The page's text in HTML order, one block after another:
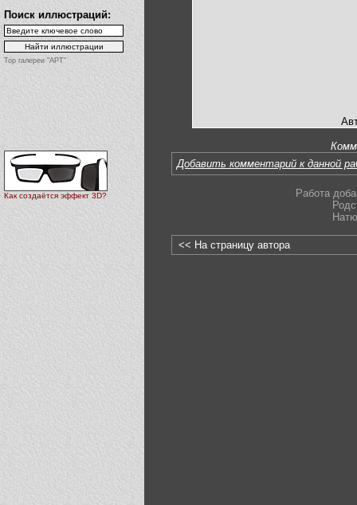
Поиск иллюстраций:
Top галереи "АРТ"
Как создаётся эффект 3D?
Добавить комментарий к данной
Работа
<< На страницу автора